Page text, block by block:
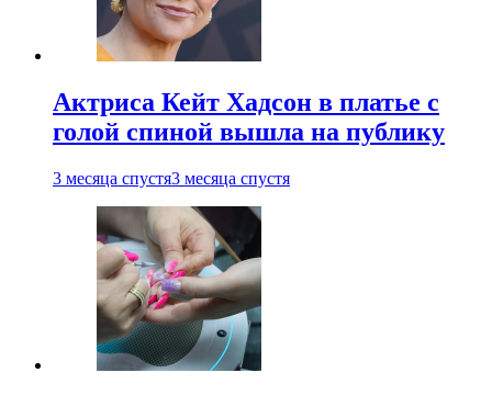
Актриса Кейт Хадсон в платье с
голой спиной вышла на публику
3 месяца спустя3 месяца спустя